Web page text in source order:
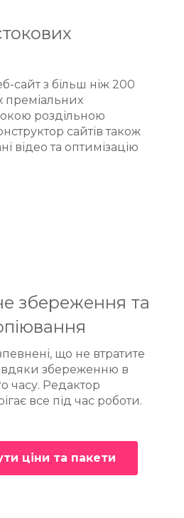
сайт з більш ніж 200
преміальних
роздільною
сайтів також
відео та оптимізацію
збереження та
що не втратите
збереженню в
часу. Редактор
все під час роботи.
ціни та пакети